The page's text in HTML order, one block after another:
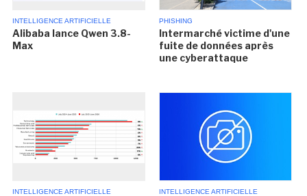
INTELLIGENCE ARTIFICIELLE
Alibaba lance Qwen 3.8-
Max
PHISHING
Intermarché victime d'une
fuite de données après
une cyberattaque
INTELLIGENCE ARTIFICIELLE INTELLIGENCE ARTIFICIELLE